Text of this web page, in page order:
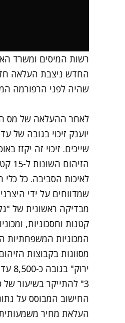
רשות המיסים ומשרד
שהיה לפני הרפורמה
לאחר ההעלאה של מס
שייכים. זיכוי זה יקזז
לאיכות הסביבה. כל
שמדווחים על ידי
מבדיקה ראשונית של
קטנות וחסכוניות,
3" להתייקר בשיעור של כ-3,000 שקל לצרכן לעומת המחיר כיום.